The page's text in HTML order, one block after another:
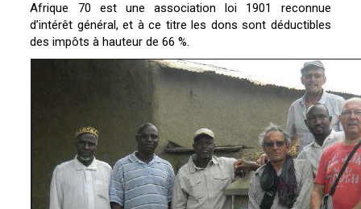
Afrique 70 est une association loi 1901 reconnue
d’intérêt général, et à ce titre les dons sont déductibles
des impôts à hauteur de 66 %.